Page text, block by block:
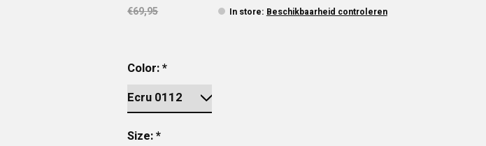
€69,95
In store: Beschikbaarheid controleren
Color:*
Size:*